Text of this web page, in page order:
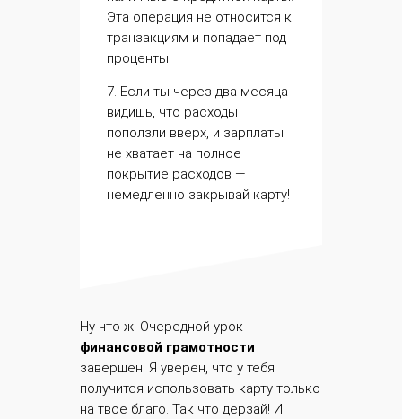
Эта операция не относится к
транзакциям и попадает под
проценты.
7. Если ты через два месяца
видишь, что расходы
поползли вверх, и зарплаты
не хватает на полное
покрытие расходов —
немедленно закрывай карту!
Ну что ж. Очередной урок
финансовой грамотности
завершен. Я уверен, что у тебя
получится использовать карту только
на твое благо. Так что дерзай! И